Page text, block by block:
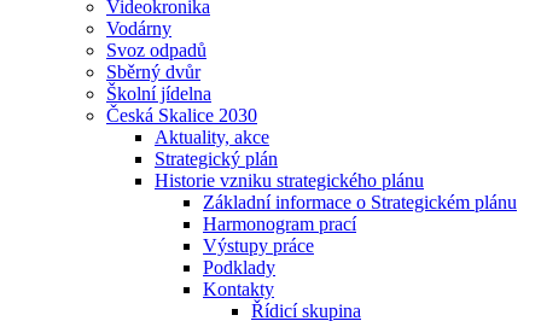
Videokronika
Vodárny
Svoz odpadů
Sběrný dvůr
Školní jídelna
Česká Skalice 2030
Aktuality, akce
Strategický plán
Historie vzniku strategického plánu
Základní informace o Strategickém plánu
Harmonogram prací
Výstupy práce
Podklady
Kontakty
Řídicí skupina